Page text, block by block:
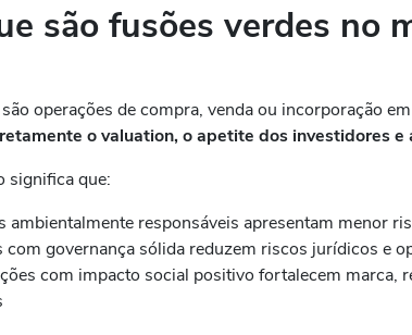
são fusões verdes no
operações de compra, venda ou incorporação
o valuation, o apetite dos investidores
significa que:
ambientalmente responsáveis apresentam menor
com governança sólida reduzem riscos jurídicos e
com impacto social positivo fortalecem marca,